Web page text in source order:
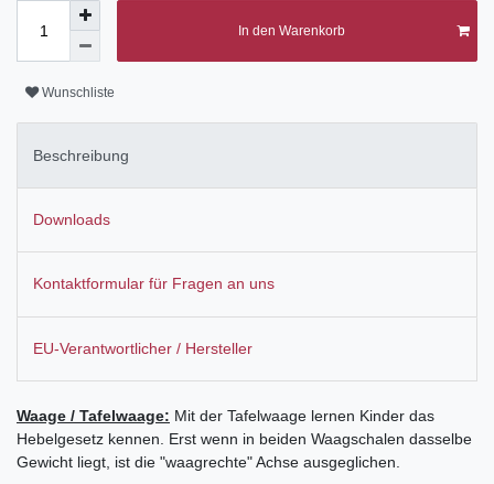
In den Warenkorb
Wunschliste
Beschreibung
Downloads
Kontaktformular für Fragen an uns
EU-Verantwortlicher / Hersteller
Waage / Tafelwaage: Mit der Tafelwaage lernen Kinder das
Hebelgesetz kennen. Erst wenn in beiden Waagschalen dasselbe
Gewicht liegt, ist die "waagrechte" Achse ausgeglichen.